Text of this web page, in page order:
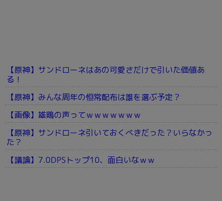
【原神】サンドローネはあの可愛さだけで引いた価値あ
る！
【原神】みんな周年の恒常配布は誰を選ぶ予定？
【画像】雄鶏の声ってｗｗｗｗｗｗｗ
【原神】サンドローネ引いておくべきだった？いらなかっ
た？
【議論】7.0DPSトップ10、面白いなｗｗ